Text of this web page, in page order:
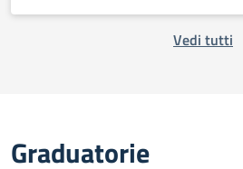
Vedi tutti
Graduatorie